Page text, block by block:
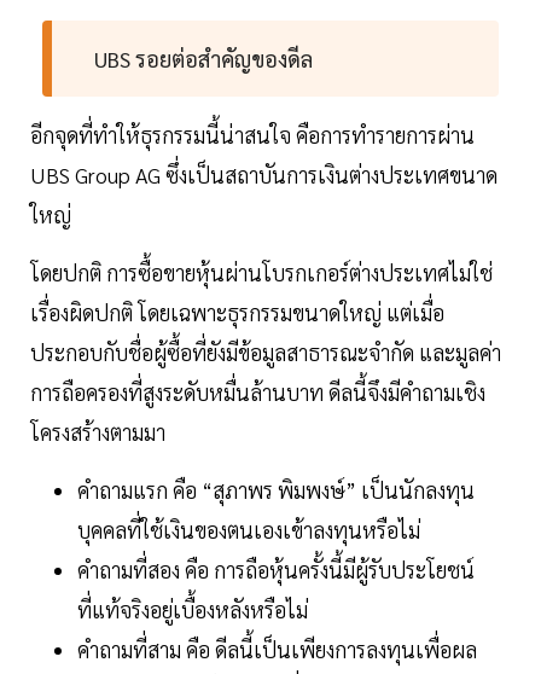
UBS รอยต่อสำคัญของดีล
อีกจุดที่ทำให้ธุรกรรมนี้น่าสนใจ คือการทำรายการผ่าน
UBS Group AG ซึ่งเป็นสถาบันการเงินต่างประเทศขนาด
ใหญ่
โดยปกติ การซื้อขายหุ้นผ่านโบรกเกอร์ต่างประเทศไม่ใช่
เรื่องผิดปกติ โดยเฉพาะธุรกรรมขนาดใหญ่ แต่เมื่อ
ประกอบกับชื่อผู้ซื้อที่ยังมีข้อมูลสาธารณะจำกัด และมูลค่า
การถือครองที่สูงระดับหมื่นล้านบาท ดีลนี้จึงมีคำถามเชิง
โครงสร้างตามมา
คำถามแรก คือ “สุภาพร พิมพงษ์” เป็นนักลงทุน
บุคคลที่ใช้เงินของตนเองเข้าลงทุนหรือไม่
คำถามที่สอง คือ การถือหุ้นครั้งนี้มีผู้รับประโยชน์
ที่แท้จริงอยู่เบื้องหลังหรือไม่
คำถามที่สาม คือ ดีลนี้เป็นเพียงการลงทุนเพื่อผล